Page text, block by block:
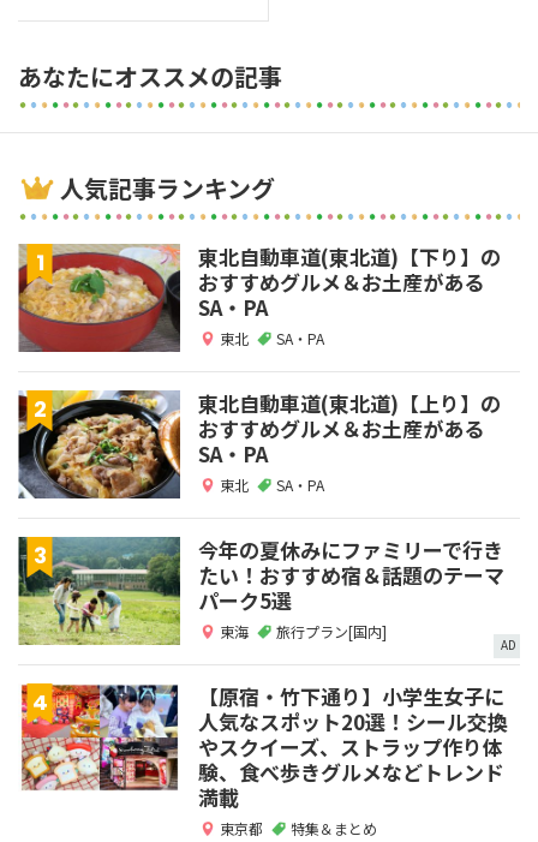
あなたにオススメの記事
人気記事ランキング
東北自動車道(東北道)【下り】の
おすすめグルメ＆お土産がある
SA・PA
東北 SA・PA
東北自動車道(東北道)【上り】の
おすすめグルメ＆お土産がある
SA・PA
東北 SA・PA
今年の夏休みにファミリーで行き
たい！おすすめ宿＆話題のテーマ
パーク5選
東海 旅行プラン[国内]
AD
【原宿・竹下通り】小学生女子に
人気なスポット20選！シール交換
やスクイーズ、ストラップ作り体
験、食べ歩きグルメなどトレンド
満載
東京都 特集＆まとめ